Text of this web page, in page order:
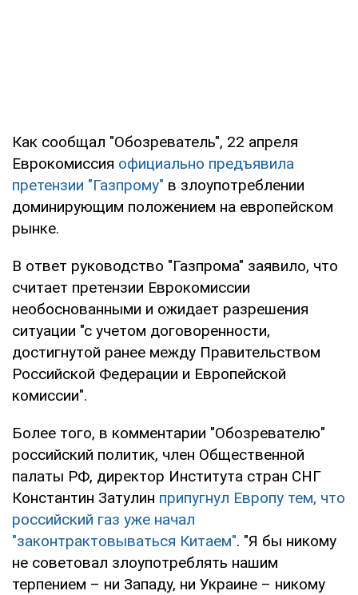
Как сообщал "Обозреватель", 22 апреля
Еврокомиссия официально предъявила
претензии "Газпрому" в злоупотреблении
доминирующим положением на европейском
рынке.
В ответ руководство "Газпрома" заявило, что
считает претензии Еврокомиссии
необоснованными и ожидает разрешения
ситуации "с учетом договоренности,
достигнутой ранее между Правительством
Российской Федерации и Европейской
комиссии".
Более того, в комментарии "Обозревателю"
российский политик, член Общественной
палаты РФ, директор Института стран СНГ
Константин Затулин припугнул Европу тем, что
российский газ уже начал
"законтрактовываться Китаем". "Я бы никому
не советовал злоупотреблять нашим
терпением – ни Западу, ни Украине – никому